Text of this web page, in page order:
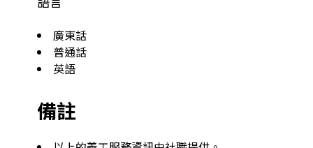
廣東話
普通話
英語
備註